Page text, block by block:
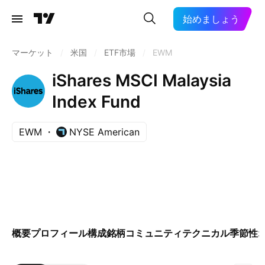
始めましょう
マーケット 米国 ETF市場 EWM
iShares MSCI Malaysia
Index Fund
EWM NYSE American
概要プロフィール構成銘柄コミュニティテクニカル季節性